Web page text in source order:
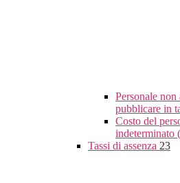
Personale
pubblicare in
Costo del
indeterminato
Tassi di assenza 23